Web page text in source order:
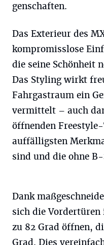
genschaften.
Das Exterieur des
kompromisslose
die seine Schönheit
Das Styling wirkt
Fahrgastraum ein
vermittelt – auch
öffnenden
auffälligsten
sind und die ohne
Dank
sich die
zu 82 Grad öffnen,
Grad. Dies